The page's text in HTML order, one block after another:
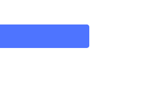
âm thanh 3,5 mm; Hai
nguồn; Cổng hàng không